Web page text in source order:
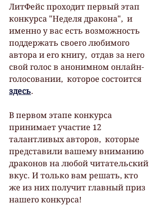
ЛитФейс проходит первый этап
конкурса "Неделя дракона",  и
именно у вас есть возможность
поддержать своего любимого
автора и его книгу,  отдав за него
свой голос в анонимном онлайн-
голосовании,  которое состоится
здесь.
В первом этапе конкурса
принимает участие 12
талантливых авторов,  которые
представили вашему вниманию
драконов на любой читательский
вкус. И только вам решать, кто
же из них получит главный приз
нашего конкурса!